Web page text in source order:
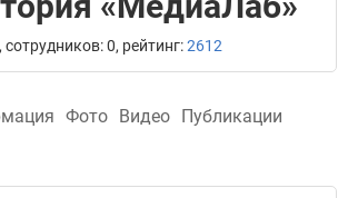
0, рейтинг:2612
Фото Видео Публикации